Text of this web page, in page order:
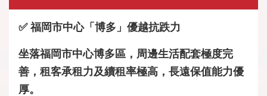
✅ 福岡市中心「博多」優越抗跌力
坐落福岡市中心博多區，周邊生活配套極度完
善，租客承租力及續租率極高，長遠保值能力優
厚。